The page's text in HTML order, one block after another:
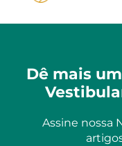
Dê mais
Assine nossa